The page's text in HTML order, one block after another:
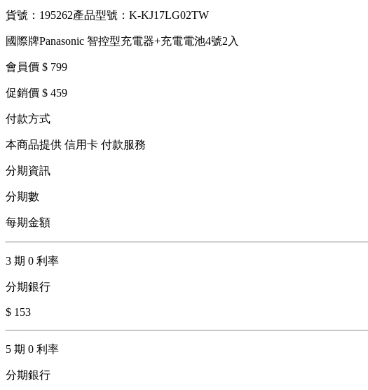
貨號：195262產品型號：K-KJ17LG02TW
國際牌Panasonic 智控型充電器+充電電池4號2入
會員價 $ 799
促銷價 $ 459
付款方式
本商品提供 信用卡 付款服務
分期資訊
分期數
每期金額
3 期 0 利率
分期銀行
$ 153
5 期 0 利率
分期銀行